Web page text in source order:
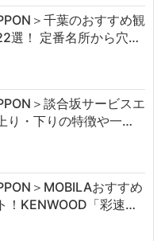
＞千葉のおすすめ観
選！ 定番名所から穴…
＞談合坂サービスエ
り・下りの特徴や一…
＞MOBILAおすすめ
！KENWOOD「彩速…